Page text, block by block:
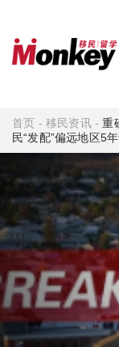
首页 -移民资讯-重
民“发配”偏远地区5